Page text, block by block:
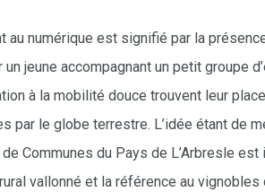
au numériqueest signifié par la
jeune accompagnant un petit groupe
à lamobilité doucetrouvent leur
par le globe terrestre. L’idée étant de
Communes du Pays de L’Arbresle
vallonné et la référence au